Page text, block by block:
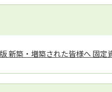
新築・増築された皆様へ 固定